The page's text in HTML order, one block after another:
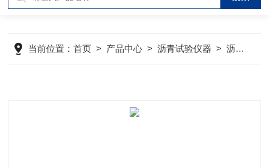
当前位置：首页 > 产品中心 >沥青试验仪器 >沥青混合料振动压实成型机